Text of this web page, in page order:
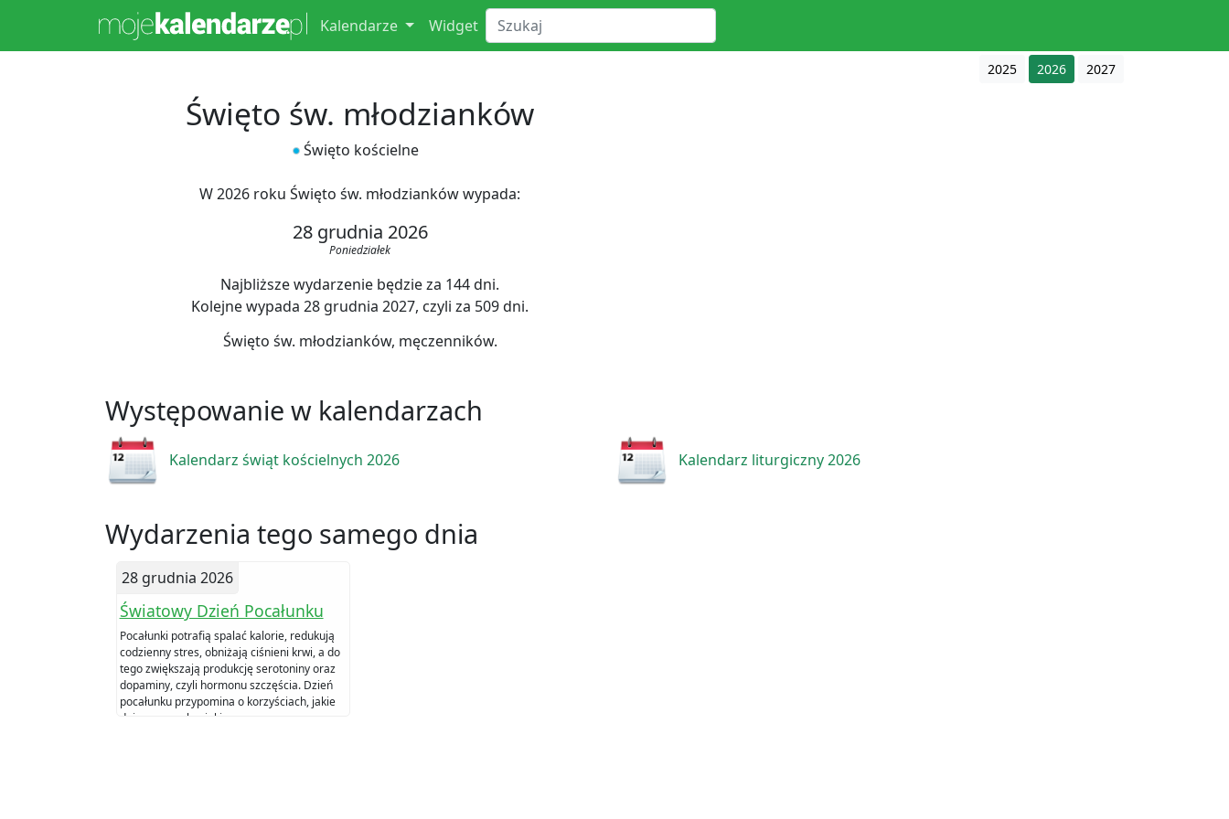
Kalendarze Widget
2025 2026 2027
Święto św. młodzianków
Święto kościelne
W 2026 roku Święto św. młodzianków wypada:
28 grudnia 2026
Poniedziałek
Najbliższe wydarzenie będzie za 144 dni.
Kolejne wypada 28 grudnia 2027, czyli za 509 dni.
Święto św. młodzianków, męczenników.
Występowanie w kalendarzach
Kalendarz świąt kościelnych 2026 Kalendarz liturgiczny 2026
Wydarzenia tego samego dnia
28 grudnia 2026
Światowy Dzień Pocałunku
Pocałunki potrafią spalać kalorie, redukują
codzienny stres, obniżają ciśnieni krwi, a do
tego zwiększają produkcję serotoniny oraz
dopaminy, czyli hormonu szczęścia. Dzień
pocałunku przypomina o korzyściach, jakie
dają szczere buziaki.